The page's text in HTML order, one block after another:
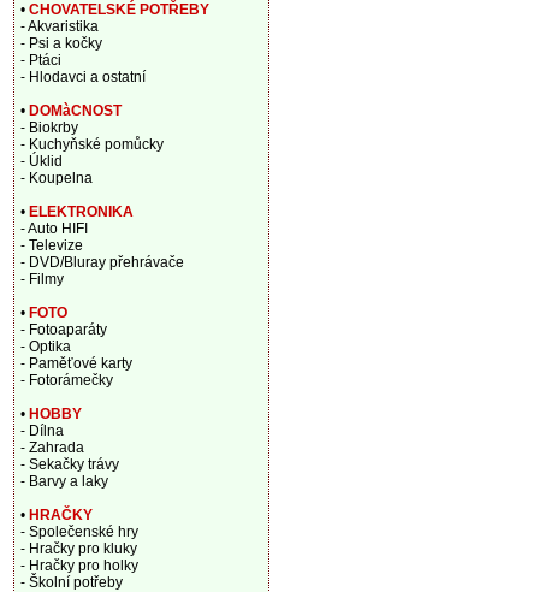
• CHOVATELSKÉ POTŘEBY
- Akvaristika
- Psi a kočky
- Ptáci
- Hlodavci a ostatní
• DOMàCNOST
- Biokrby
- Kuchyňské pomůcky
- Úklid
- Koupelna
• ELEKTRONIKA
- Auto HIFI
- Televize
- DVD/Bluray přehrávače
- Filmy
• FOTO
- Fotoaparáty
- Optika
- Paměťové karty
- Fotorámečky
• HOBBY
- Dílna
- Zahrada
- Sekačky trávy
- Barvy a laky
• HRAČKY
- Společenské hry
- Hračky pro kluky
- Hračky pro holky
- Školní potřeby